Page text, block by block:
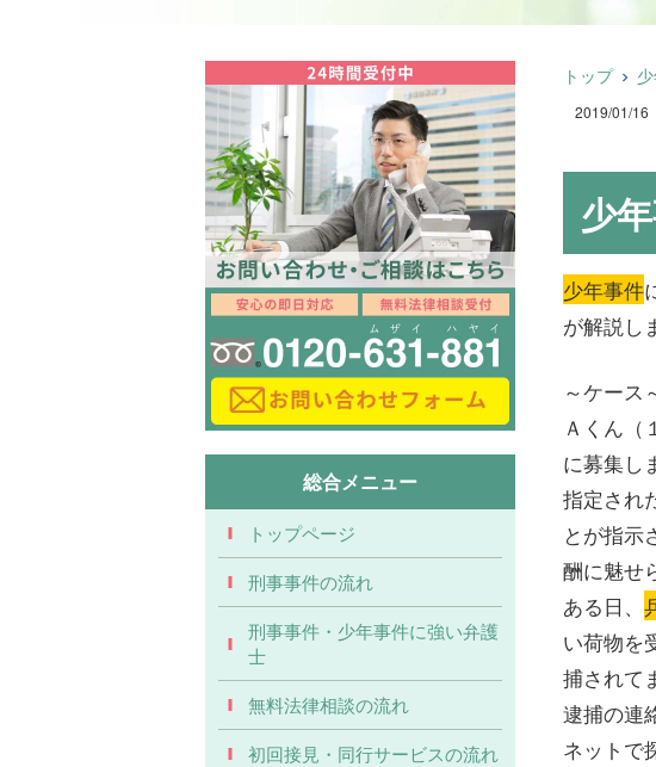
トップ
2019/01/16
少
少年事件
が解説し
～ケース
Ａくん（
に募集し
指定され
とが指示
酬に魅せ
ある日、
い荷物を
捕されて
逮捕の連
ネットで
総合メニュー
トップページ
刑事事件の流れ
刑事事件・少年事件に強い弁護
士
無料法律相談の流れ
初回接見・同行サービスの流れ